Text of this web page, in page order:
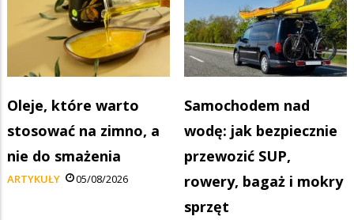
Oleje, które warto
stosować na zimno, a
nie do smażenia
ARTYKUŁY 05/08/2026
Samochodem nad
wodę: jak bezpiecznie
przewozić SUP,
rowery, bagaż i mokry
sprzęt